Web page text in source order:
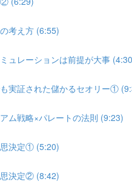
考え方 (6:55)
ュレーションは前提が大事
実証された儲かるセオリー①
ム戦略×パレートの法則 (9:23)
決定① (5:20)
決定② (8:42)